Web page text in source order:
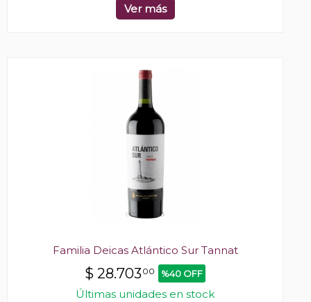
Ver más
Familia Deicas Atlántico Sur Tannat
$ 28.703 00 %40 OFF
Últimas unidades en stock